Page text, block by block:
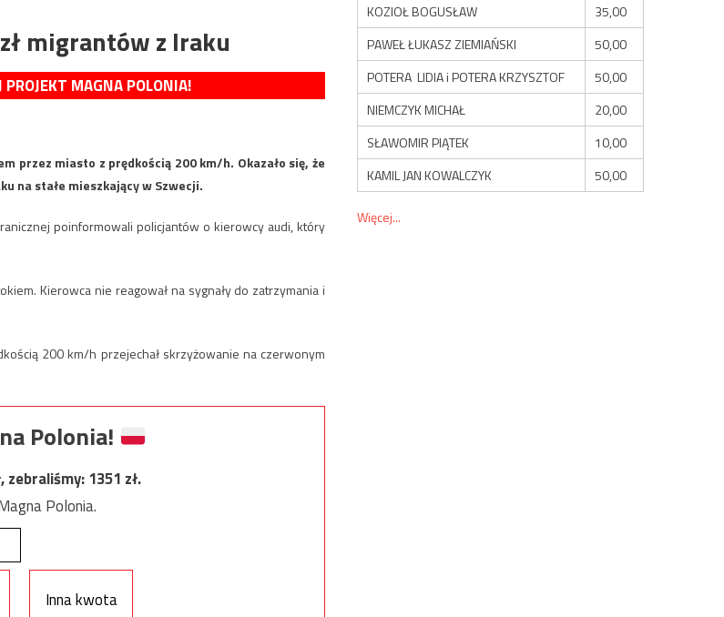
migrantów z Iraku
MAGNA POLONIA!
przez miasto z prędkością 200 km/h. Okazało się, że
na stałe mieszkający w Szwecji.
poinformowali policjantów o kierowcy audi, który
Kierowca nie reagował na sygnały do zatrzymania i
200 km/h przejechał skrzyżowanie na czerwonym
Polonia!
zebraliśmy:1351 zł.
Polonia.
Inna kwota
KOZIOŁ BOGUSŁAW
35,00
PAWEŁ ŁUKASZ ZIEMIAŃSKI
50,00
POTERA LIDIA i POTERA KRZYSZTOF
50,00
NIEMCZYK MICHAŁ
20,00
SŁAWOMIR PIĄTEK
10,00
KAMIL JAN KOWALCZYK
50,00
Więcej...